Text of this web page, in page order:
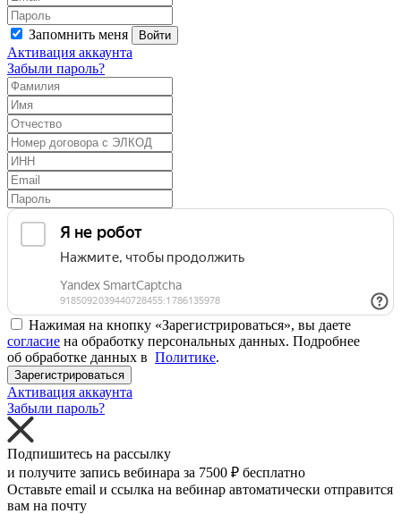
Запомнить меня Войти
Активация аккаунта
Забыли пароль?
Нажимая на кнопку «Зарегистрироваться», вы даете
согласие на обработку персональных данных. Подробнее
об обработке данных в Политике.
Зарегистрироваться
Активация аккаунта
Забыли пароль?
Подпишитесь на рассылку
и получите запись вебинара за 7500 ₽ бесплатно
Оставьте email и ссылка на вебинар автоматически отправится
вам на почту